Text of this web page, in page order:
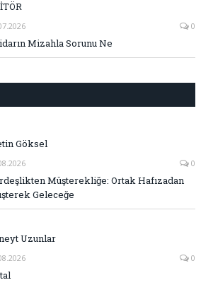
0
Mizahla Sorunu Ne
Göksel
0
Müşterekliğe: Ortak Hafızadan
Geleceğe
Uzunlar
0